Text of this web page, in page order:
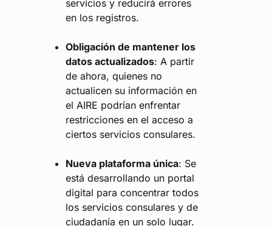
servicios y reducirá errores
en los registros.
Obligación de mantener los
datos actualizados: A partir
de ahora, quienes no
actualicen su información en
el AIRE podrían enfrentar
restricciones en el acceso a
ciertos servicios consulares.
Nueva plataforma única: Se
está desarrollando un portal
digital para concentrar todos
los servicios consulares y de
ciudadanía en un solo lugar.